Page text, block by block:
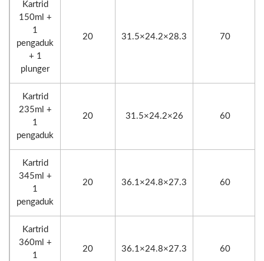
Kartrid
150ml +
1
pengaduk
+ 1
plunger
20 31.5×24.2×28.3 70
Kartrid
235ml +
1
pengaduk
20 31.5×24.2×26 60
Kartrid
345ml +
1
pengaduk
20 36.1×24.8×27.3 60
Kartrid
360ml +
1
20 36.1×24.8×27.3 60